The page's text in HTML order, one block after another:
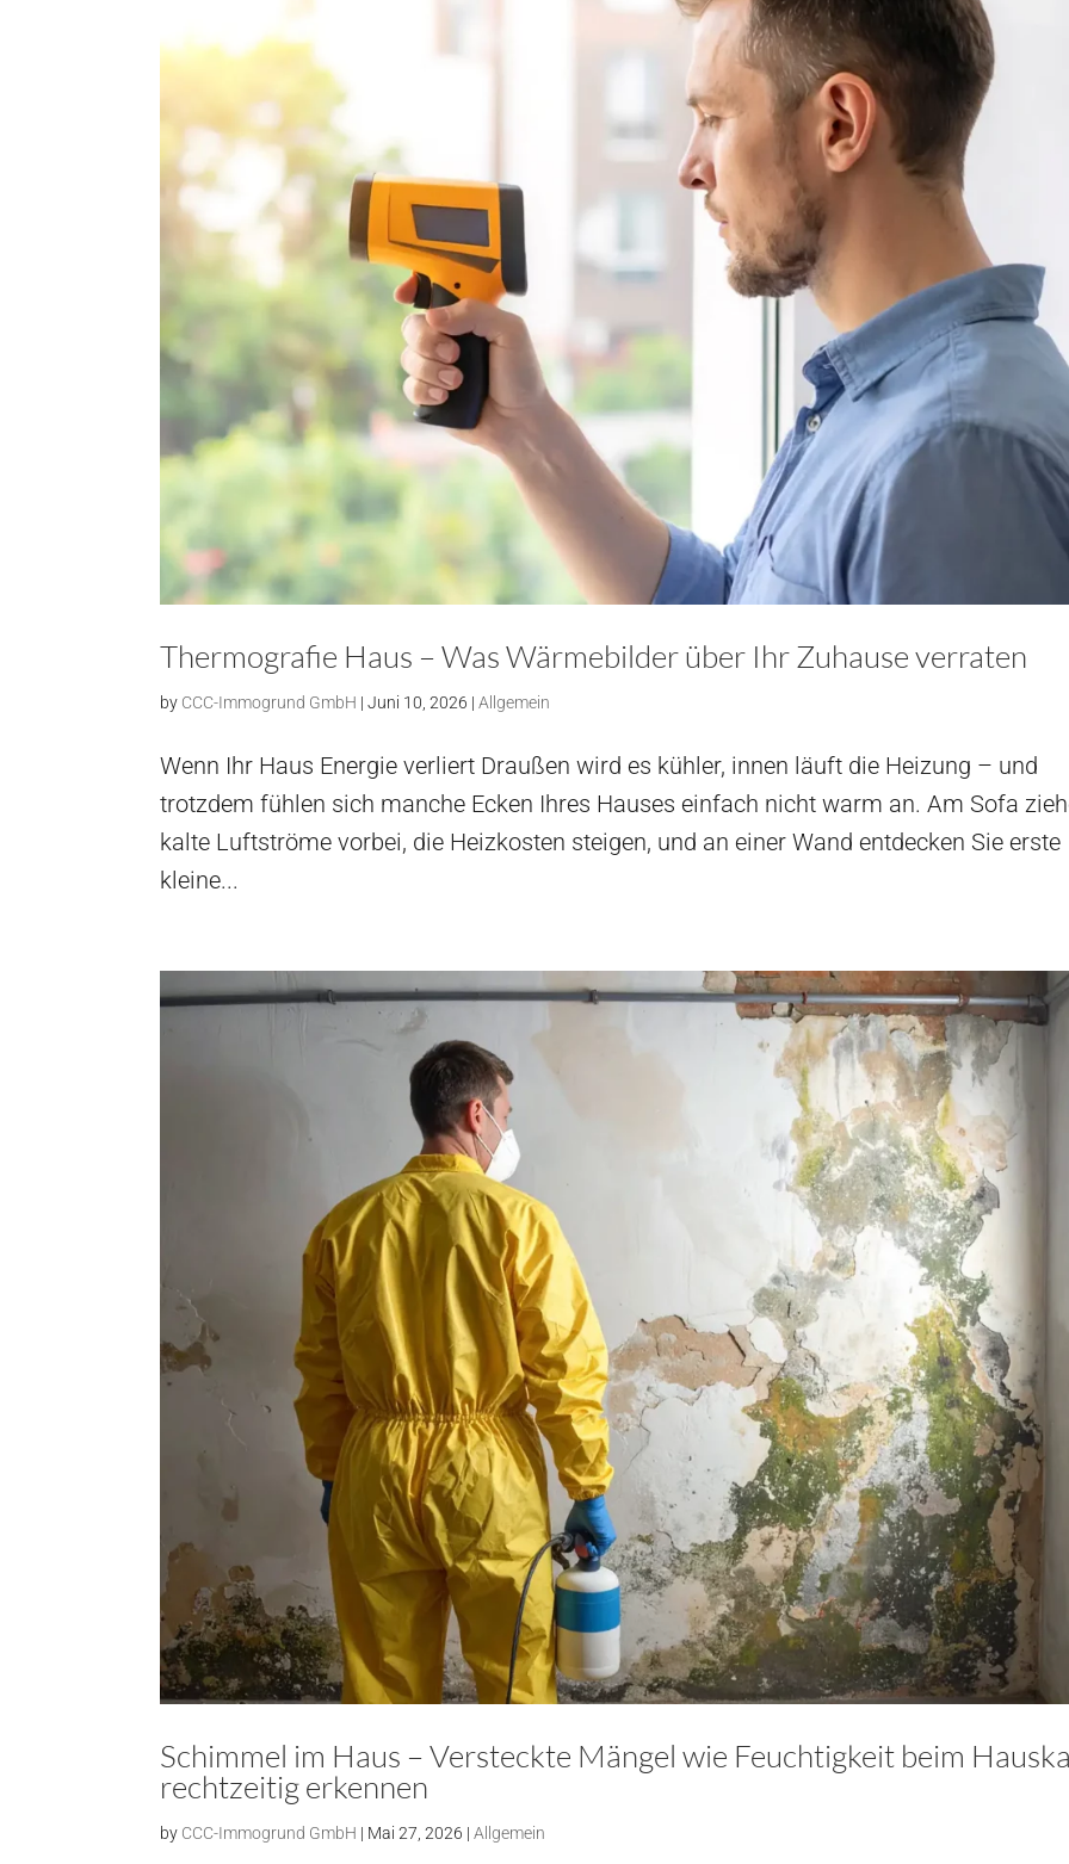
Thermografie Haus – Was Wärmebilder über Ihr Zuhause verraten
by CCC-Immogrund GmbH |Juni 10, 2026 |Allgemein
Wenn Ihr Haus Energie verliert Draußen wird es kühler, innen läuft die Heizung – und
trotzdem fühlen sich manche Ecken Ihres Hauses einfach nicht warm an. Am Sofa
kalte Luftströme vorbei, die Heizkosten steigen, und an einer Wand entdecken Sie erste
kleine...
Schimmel im Haus – Versteckte Mängel wie Feuchtigkeit beim
rechtzeitig erkennen
by CCC-Immogrund GmbH | Mai 27, 2026 |Allgemein